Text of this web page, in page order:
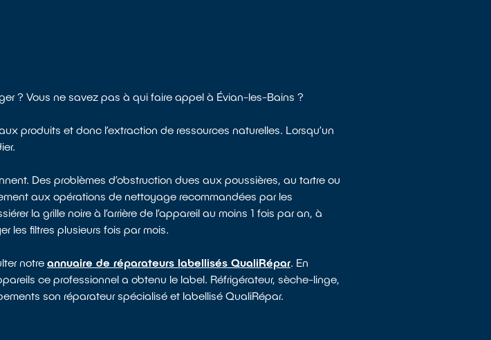
? Vous ne savez pas à qui faire appel à Évian-les-Bains ?
produits et donc l’extraction de ressources naturelles. Lorsqu’un
Des problèmes d’obstruction dues aux poussières, au tartre ou
aux opérations de nettoyage recommandées par les
la grille noire à l’arrière de l’appareil au moins 1 fois par an, à
les filtres plusieurs fois par mois.
notreannuaire de réparateurs labellisés QualiRépar. En
ce professionnel a obtenu le label. Réfrigérateur, sèche-linge,
son réparateur spécialisé et labellisé QualiRépar.